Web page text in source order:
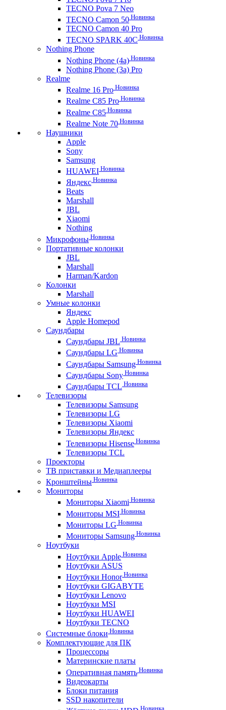
TECNO Pova 7 Neo
TECNO Camon 50 Новинка
TECNO Camon 40 Pro
TECNO SPARK 40C Новинка
Nothing Phone
Nothing Phone (4a) Новинка
Nothing Phone (3a) Pro
Realme
Realme 16 Pro Новинка
Realme C85 Pro Новинка
Realme C85 Новинка
Realme Note 70 Новинка
Наушники
Apple
Sony
Samsung
HUAWEI Новинка
Яндекс Новинка
Beats
Marshall
JBL
Xiaomi
Nothing
Микрофоны Новинка
Портативные колонки
JBL
Marshall
Harman/Kardon
Колонки
Marshall
Умные колонки
Яндекс
Apple Homepod
Саундбары
Саундбары JBL Новинка
Саундбары LG Новинка
Саундбары Samsung Новинка
Саундбары Sony Новинка
Саундбары TCL Новинка
Телевизоры
Телевизоры Samsung
Телевизоры LG
Телевизоры Xiaomi
Телевизоры Яндекс
Телевизоры Hisense Новинка
Телевизоры TCL
Проекторы
ТВ приставки и Медиаплееры
Кронштейны Новинка
Мониторы
Мониторы Xiaomi Новинка
Мониторы MSI Новинка
Мониторы LG Новинка
Мониторы Samsung Новинка
Ноутбуки
Ноутбуки Apple Новинка
Ноутбуки ASUS
Ноутбуки HonorНовинка
Ноутбуки GIGABYTE
Ноутбуки Lenovo
Ноутбуки MSI
Ноутбуки HUAWEI
Ноутбуки TECNO
Системные блоки Новинка
Комплектующие для ПК
Процессоры
Материнские платы
Оперативная память Новинка
Видеокарты
Блоки питания
SSD накопители
Новинка